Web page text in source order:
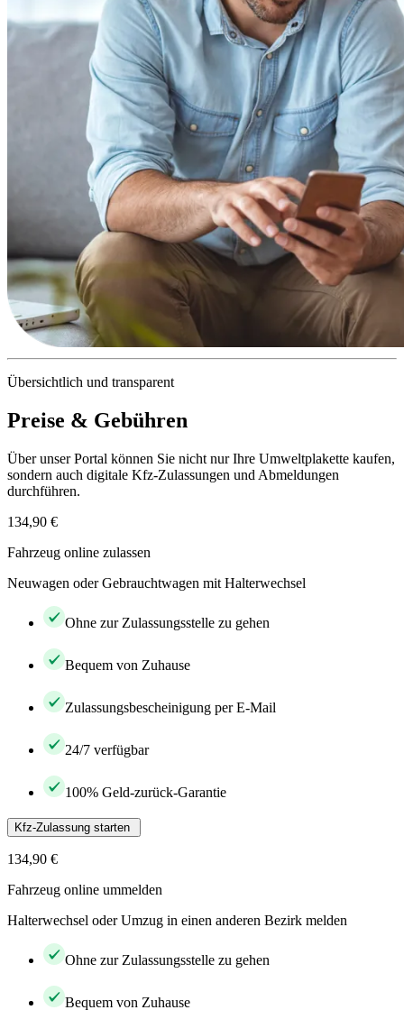
Übersichtlich und transparent
Preise & Gebühren
Über unser Portal können Sie nicht nur Ihre Umweltplakette kaufen,
sondern auch digitale Kfz-Zulassungen und Abmeldungen
durchführen.
134,90 €
Fahrzeug online zulassen
Neuwagen oder Gebrauchtwagen mit Halterwechsel
Ohne zur Zulassungsstelle zu gehen
Bequem von Zuhause
Zulassungsbescheinigung per E-Mail
24/7 verfügbar
100% Geld-zurück-Garantie
Kfz-Zulassung starten
134,90 €
Fahrzeug online ummelden
Halterwechsel oder Umzug in einen anderen Bezirk melden
Ohne zur Zulassungsstelle zu gehen
Bequem von Zuhause